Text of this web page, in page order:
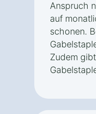
Anspruch
auf
schonen.
Zudem